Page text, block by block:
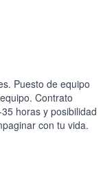
Puesto de equipo
Contrato
horas y posibilidad
con tu vida.